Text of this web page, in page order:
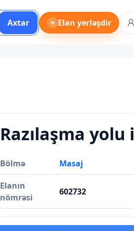
Axtar + Elan yerləşdir
Razılaşma yolu
Bölmə Masaj
Elanın
nömrəsi
602732